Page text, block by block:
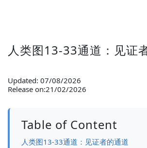
人类图13-33通道：见证
Updated: 07/08/2026
Release on:21/02/2026
Table of Content
人类图13-33通道：见证者的通道